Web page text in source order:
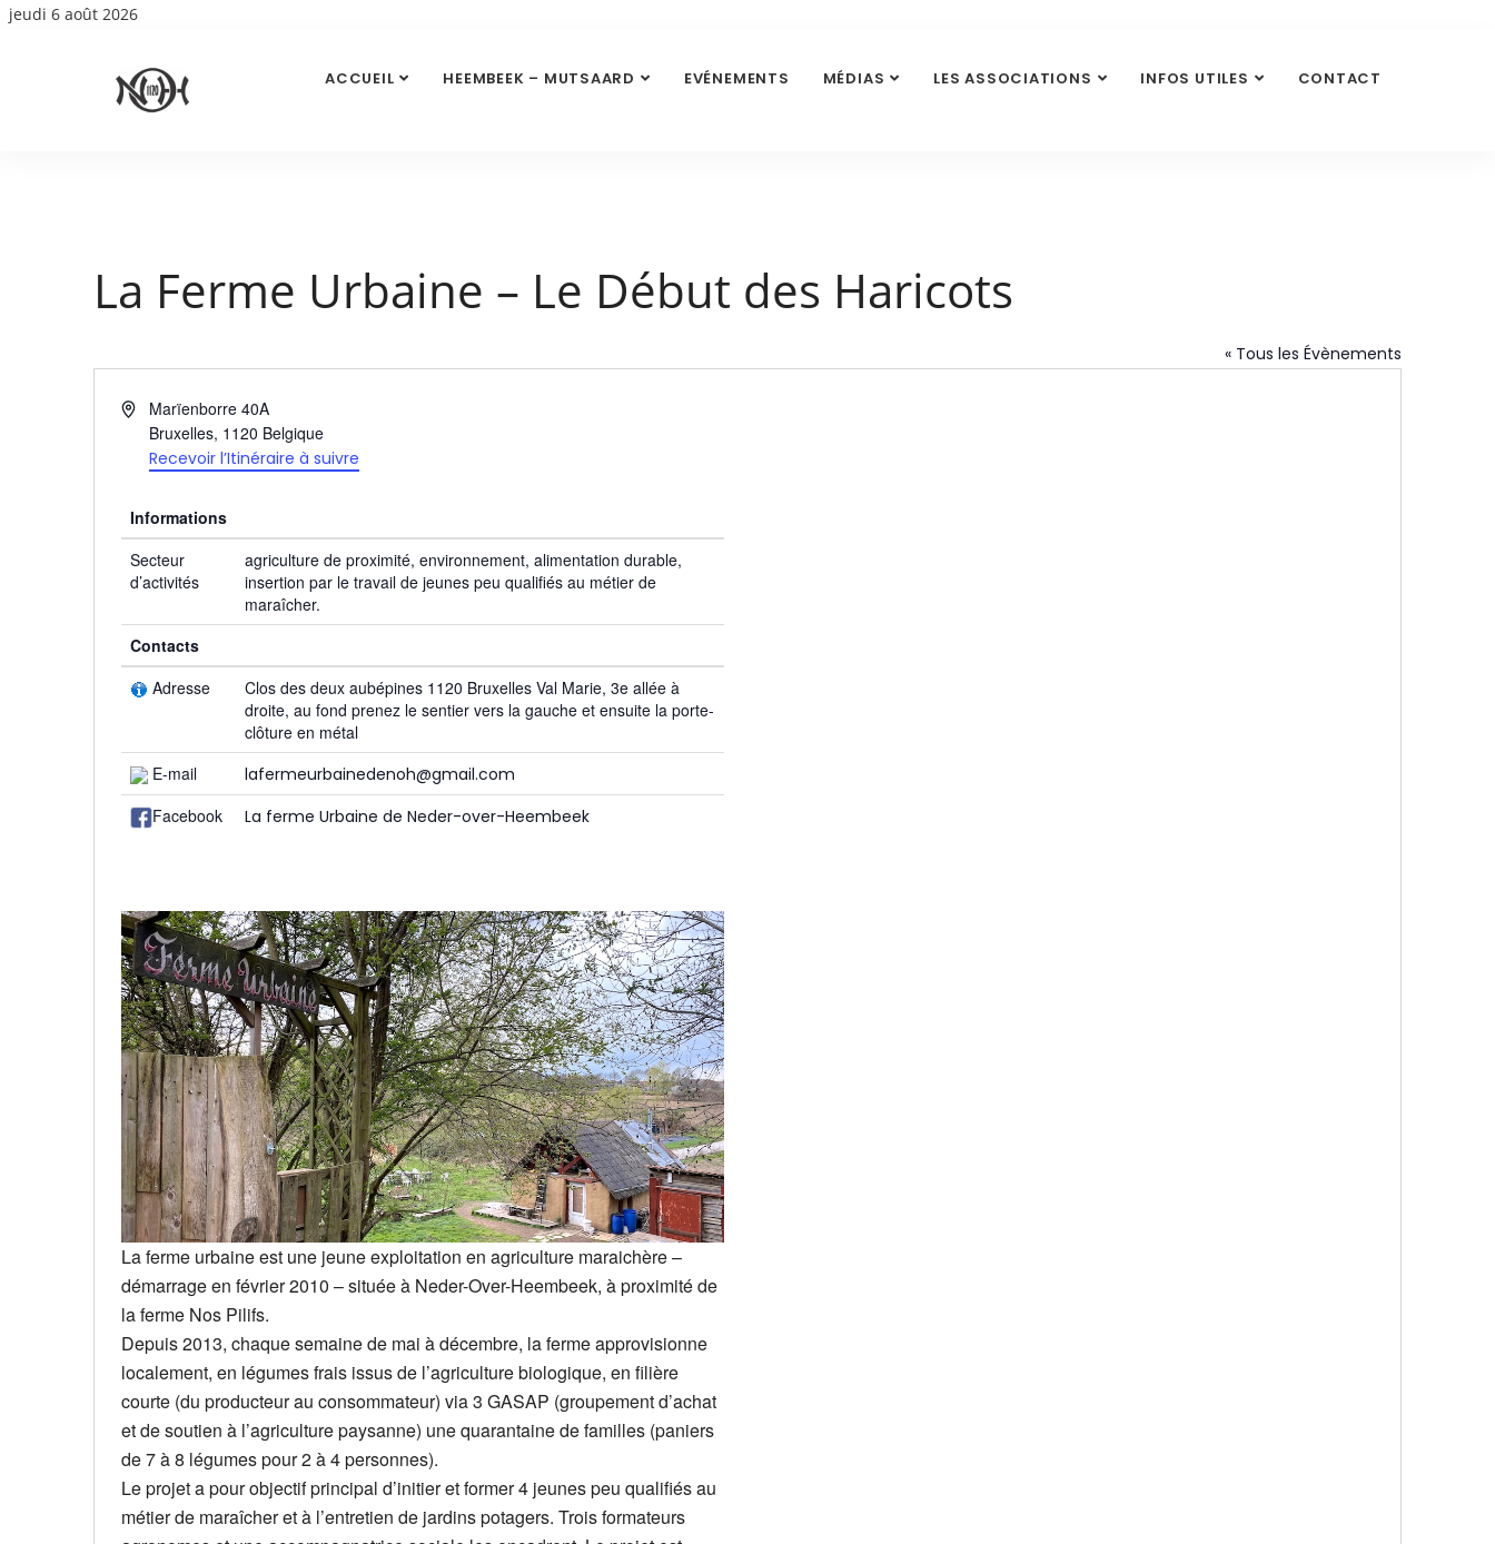
jeudi 6 août 2026
ACCUEIL HEEMBEEK – MUTSAARD EVÉNEMENTS MÉDIAS LES ASSOCIATIONS INFOS UTILES CONTACT
La Ferme Urbaine – Le Début des Haricots
« Tous les Évènements
AdresseMarïenborre 40A
Bruxelles, 1120 Belgique
Recevoir l’Itinéraire à suivre
Informations
Secteur
d’activités
agriculture de proximité, environnement, alimentation durable,
insertion par le travail de jeunes peu qualifiés au métier de
maraîcher.
Contacts
Adresse
Clos des deux aubépines 1120 Bruxelles Val Marie, 3e allée à
droite, au fond prenez le sentier vers la gauche et ensuite la porte-
clôture en métal
E-mail
lafermeurbainedenoh@gmail.com
Facebook
La ferme Urbaine de Neder-over-Heembeek
La ferme urbaine est une jeune exploitation en agriculture maraichère –
démarrage en février 2010 – située à Neder-Over-Heembeek, à proximité de
la ferme Nos Pilifs.
Depuis 2013, chaque semaine de mai à décembre, la ferme approvisionne
localement, en légumes frais issus de l’agriculture biologique, en filière
courte (du producteur au consommateur) via 3 GASAP (groupement d’achat
et de soutien à l’agriculture paysanne) une quarantaine de familles (paniers
de 7 à 8 légumes pour 2 à 4 personnes).
Le projet a pour objectif principal d’initier et former 4 jeunes peu qualifiés au
métier de maraîcher et à l’entretien de jardins potagers. Trois formateurs